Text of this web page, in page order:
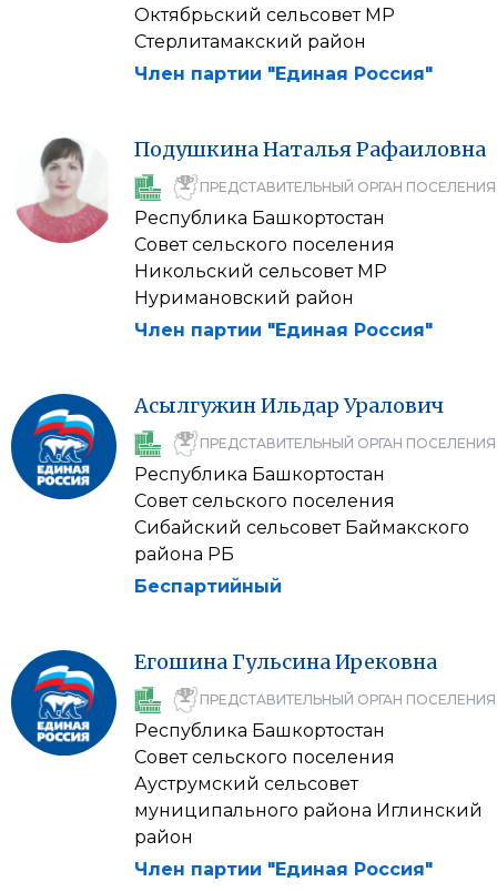
Октябрьский сельсовет МР
Стерлитамакский район
Член партии "Единая Россия"
ПодушкинаНатальяРафаиловна
ПРЕДСТАВИТЕЛЬНЫЙ ОРГАН ПОСЕЛЕНИЯ
Республика Башкортостан
Совет сельского поселения
Никольский сельсовет МР
Нуримановский район
Член партии "Единая Россия"
АсылгужинИльдар Уралович
ПРЕДСТАВИТЕЛЬНЫЙ ОРГАН ПОСЕЛЕНИЯ
Республика Башкортостан
Совет сельского поселения
Сибайский сельсовет Баймакского
района РБ
Беспартийный
Егошина ГульсинаИрековна
ПРЕДСТАВИТЕЛЬНЫЙ ОРГАН ПОСЕЛЕНИЯ
Республика Башкортостан
Совет сельского поселения
Ауструмский сельсовет
муниципального района Иглинский
район
Член партии "Единая Россия"